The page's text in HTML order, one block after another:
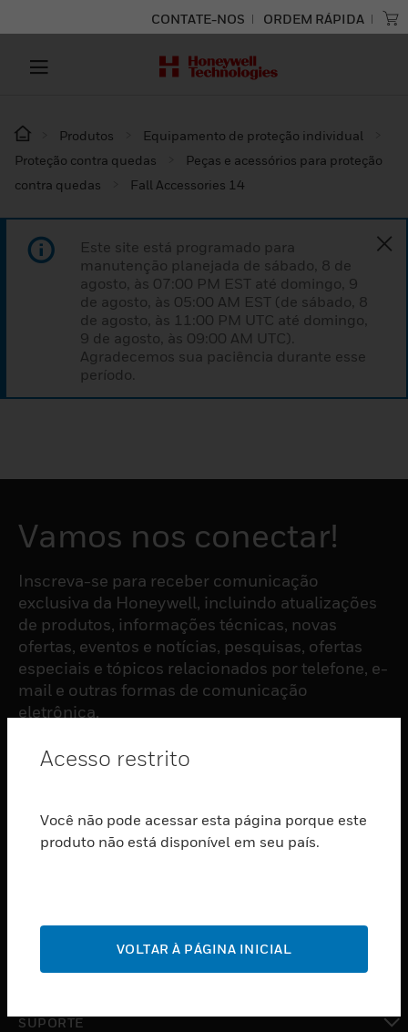
CONTATE-NOS ORDEM RÁPIDA
Produtos
Equipamento de proteção individual
Proteção contra quedas
Peças e acessórios para proteção
contra quedas
Fall Accessories 14
Este site está programado para
manutenção planejada de sábado, 8 de
agosto, às 07:00 PM EST até domingo, 9
de agosto, às 05:00 AM EST (de sábado, 8
de agosto, às 11:00 PM UTC até domingo,
9 de agosto, às 09:00 AM UTC).
Agradecemos sua paciência durante esse
período.
Vamos nos conectar!
Inscreva-se para receber comunicação
exclusiva da Honeywell, incluindo atualizações
de produtos, informações técnicas, novas
ofertas, eventos e notícias, pesquisas, ofertas
especiais e tópicos relacionados por telefone, e-
mail e outras formas de comunicação
eletrônica.
ASSINAR
PRODUTOS
SERVIÇOS
INDUSTRIAS
SUPORTE
Acesso restrito
Você não pode acessar esta página porque este
produto não está disponível em seu país.
VOLTAR À PÁGINA INICIAL